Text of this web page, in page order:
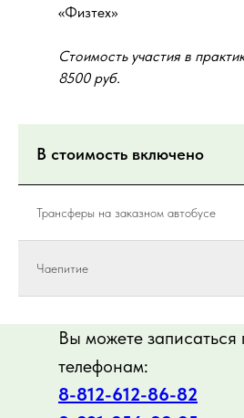
«Физтех»
Стоимость участия в
8500 руб.
В стоимость включено
Трансферы на заказном автобусе
Чаепитие
Вы можете записаться
телефонам:
8-812-612-86-82